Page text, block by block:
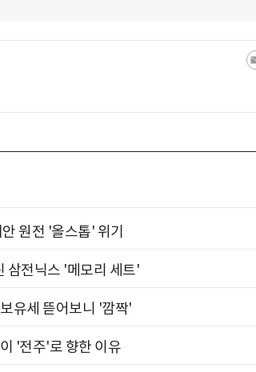
원전 '올스톱' 위기
삼전닉스 '메모리 세트'
유세 뜯어보니 '깜짝'
'전주'로 향한 이유